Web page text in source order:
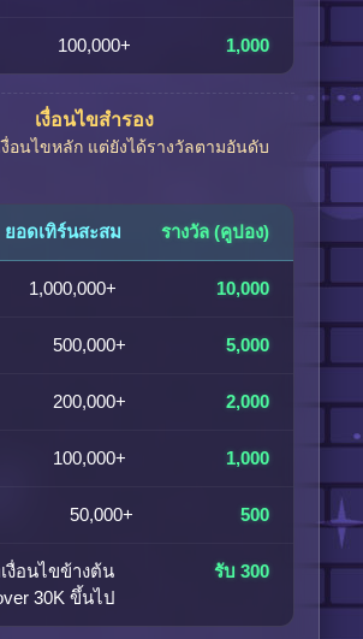
100,000+ 1,000
เงื่อนไขสำรอง
งื่อนไขหลัก แต่ยังได้รางวัลตามอันดับ
ยอดเทิร์นสะสม รางวัล (คูปอง)
1,000,000+ 10,000
500,000+ 5,000
200,000+ 2,000
100,000+ 1,000
50,000+ 500
งื่อนไขข้างต้น
30K ขึ้นไป
รับ 300